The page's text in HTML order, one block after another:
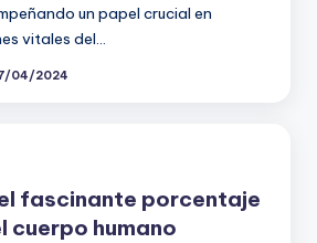
un papel crucial en
vitales del…
04/2024
fascinante porcentaje
cuerpo humano